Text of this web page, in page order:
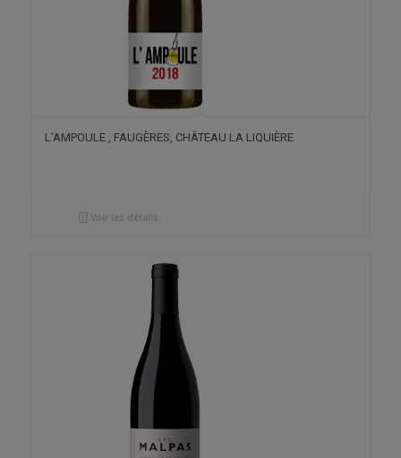
L’AMPOULE , FAUGÈRES, CHÂTEAU LA LIQUIÈRE
Voir les détails